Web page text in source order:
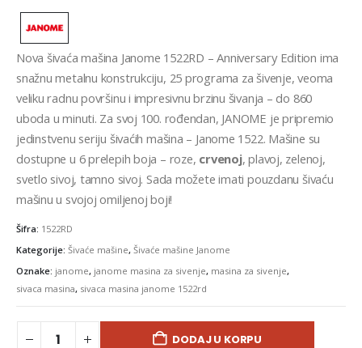
Nova šivaća mašina Janome 1522RD – Anniversary Edition ima
snažnu metalnu konstrukciju, 25 programa za šivenje, veoma
veliku radnu površinu i impresivnu brzinu šivanja – do 860
uboda u minuti. Za svoj 100. rođendan, JANOME je pripremio
jedinstvenu seriju šivaćih mašina – Janome 1522. Mašine su
dostupne u 6 prelepih boja – roze, crvenoj, plavoj, zelenoj,
svetlo sivoj, tamno sivoj. Sada možete imati pouzdanu šivaću
mašinu u svojoj omiljenoj boji!
Šifra: 1522RD
Kategorije: Šivaće mašine, Šivaće mašine Janome
Oznake: janome, janome masina za sivenje, masina za sivenje,
sivaca masina, sivaca masina janome 1522rd
DODAJ U KORPU